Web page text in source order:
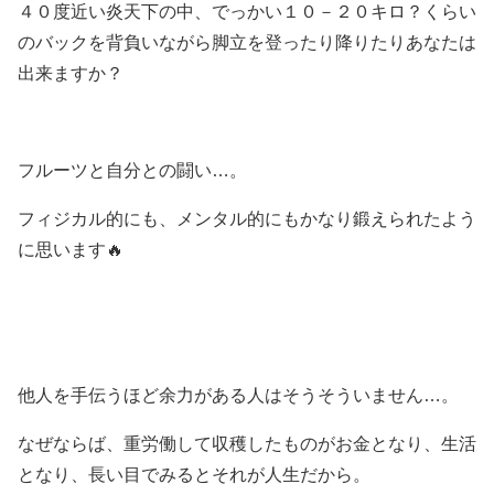
４０度近い炎天下の中、でっかい１０－２０キロ？くらい
のバックを背負いながら脚立を登ったり降りたりあなたは
出来ますか？
フルーツと自分との闘い…。
フィジカル的にも、メンタル的にもかなり鍛えられたよう
に思います🔥
他人を手伝うほど余力がある人はそうそういません…。
なぜならば、重労働して収穫したものがお金となり、生活
となり、長い目でみるとそれが人生だから。